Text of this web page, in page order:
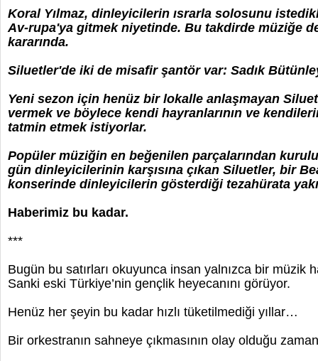
Koral Yılmaz, dinleyicilerin ısrarla solosunu
Av-rupa'ya gitmek niyetinde. Bu takdirde müziğe
kararında.
Siluetler'de iki de misafir şantör var: Sadık
Yeni sezon için henüz bir lokalle anlaşmayan
vermek ve böylece kendi hayranlarının ve
tatmin etmek istiyorlar.
Popüler müziğin en beğenilen parçalarından
gün dinleyicilerinin karşısına çıkan Siluetler, bir
konserinde dinleyicilerin gösterdiği tezahürata
Haberimiz bu kadar.
***
Bugün bu satırları okuyunca insan yalnızca bir müzik
Sanki eski Türkiye’nin gençlik heyecanını görüyor.
Henüz her şeyin bu kadar hızlı tüketilmediği yıllar…
Bir orkestranın sahneye çıkmasının olay olduğu